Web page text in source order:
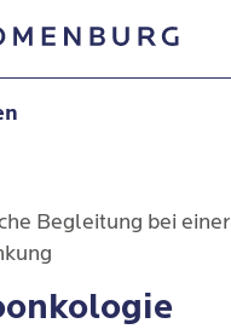
Begleitung bei einer